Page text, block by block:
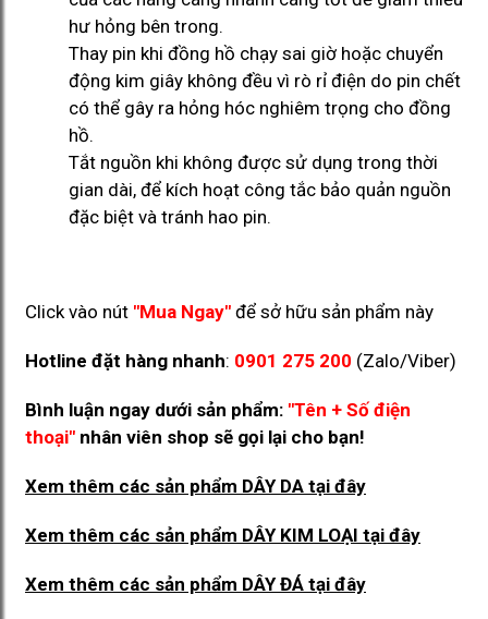
hư hỏng bên trong.
Thay pin khi đồng hồ chạy sai giờ hoặc chuyển
động kim giây không đều vì rò rỉ điện do pin chết
có thể gây ra hỏng hóc nghiêm trọng cho đồng
hồ.
Tắt nguồn khi không được sử dụng trong thời
gian dài, để kích hoạt công tắc bảo quản nguồn
đặc biệt và tránh hao pin.
Click vào nút "Mua Ngay" để sở hữu sản phẩm này
Hotline đặt hàng nhanh: 0901 275 200 (Zalo/Viber)
Bình luận ngay dưới sản phẩm: "Tên + Số điện
thoại" nhân viên shop sẽ gọi lại cho bạn!
Xem thêm các sản phẩm DÂY DA tại đây
Xem thêm các sản phẩm DÂY KIM LOẠI tại đây
Xem thêm các sản phẩm DÂY ĐÁ tại đây